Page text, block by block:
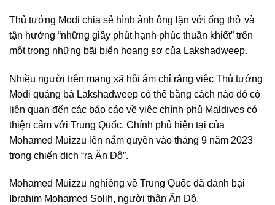
Thủ tướng Modi chia sẻ hình ảnh ông lặn với ống thở và
tận hưởng “những giây phút hạnh phúc thuần khiết” trên
một trong những bãi biển hoang sơ của Lakshadweep.
Nhiều người trên mạng xã hội ám chỉ rằng việc Thủ tướng
Modi quảng bá Lakshadweep có thể bằng cách nào đó có
liên quan đến các báo cáo về việc chính phủ Maldives có
thiện cảm với Trung Quốc. Chính phủ hiện tại của
Mohamed Muizzu lên nắm quyền vào tháng 9 năm 2023
trong chiến dịch “ra Ấn Độ”.
Mohamed Muizzu nghiêng về Trung Quốc đã đánh bại
Ibrahim Mohamed Solih, người thân Ấn Độ.